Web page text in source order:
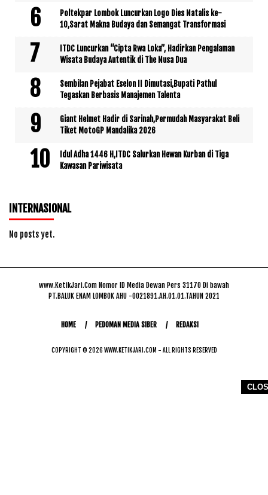
Poltekpar Lombok Luncurkan Logo Dies Natalis ke-
10,Sarat Makna Budaya dan Semangat Transformasi
ITDC Luncurkan “Cipta Rwa Loka”, Hadirkan Pengalaman
Wisata Budaya Autentik di The Nusa Dua
Sembilan Pejabat Eselon II Dimutasi,Bupati Pathul
Tegaskan Berbasis Manajemen Talenta
Giant Helmet Hadir di Sarinah,Permudah Masyarakat Beli
Tiket MotoGP Mandalika 2026
Idul Adha 1446 H,ITDC Salurkan Hewan Kurban di Tiga
Kawasan Pariwisata
INTERNASIONAL
No posts yet.
www.KetikJari.Com Nomor ID Media Dewan Pers 31170 Di bawah
PT.BALUK ENAM LOMBOK AHU -0021891.AH.01.01.TAHUN 2021
HOME PEDOMAN MEDIA SIBER REDAKSI
COPYRIGHT © 2026 WWW.KETIKJARI.COM - ALL RIGHTS RESERVED